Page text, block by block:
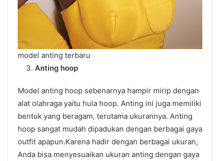
model anting terbaru
Anting hoop
Model anting hoop sebenarnya hampir mirip dengan
alat olahraga yaitu hula hoop. Anting ini juga memiliki
bentuk yang beragam, terutama ukurannya. Anting
hoop sangat mudah dipadukan dengan berbagai gaya
outfit apapun.Karena hadir dengan berbagai ukuran,
Anda bisa menyesuaikan ukuran anting dengan gaya